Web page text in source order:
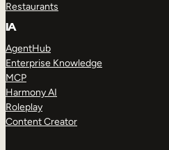
Restaurants
IA
AgentHub
Enterprise Knowledge
MCP
Harmony AI
Roleplay
Content Creator